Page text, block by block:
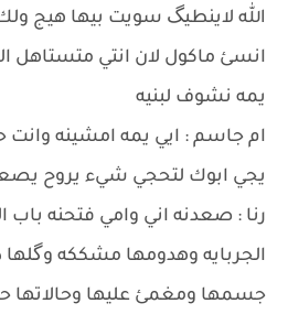
الله لاينطيگ سويت بيها هيج
انسئ ماكول لان انتي متستاهل
يمه نشوف لبنيه
ام جاسم : ايي يمه امشينه
يجي ابوك لتحجي شيء يروح
رنا : صعدنه اني وامي فتحنه باب
الجربايه وهدومها مشككه
جسمها ومغمئ عليها وحالاتها